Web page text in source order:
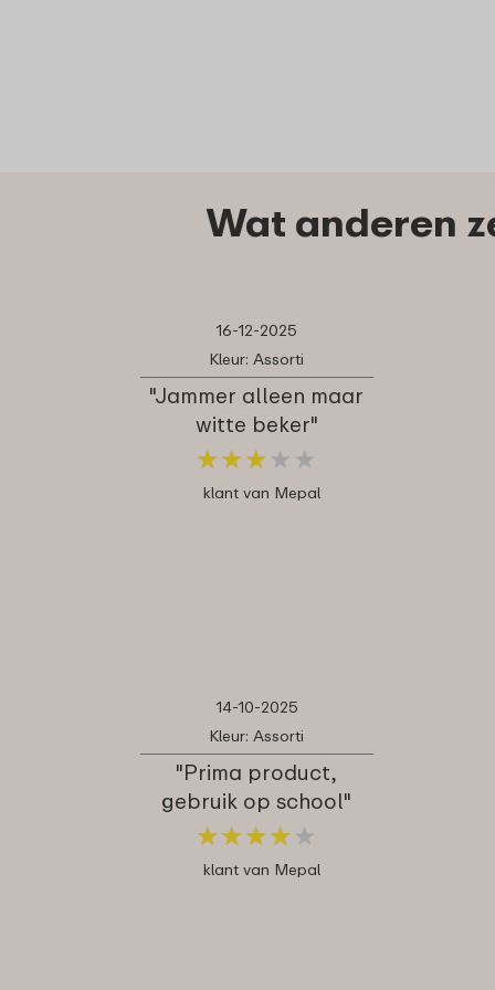
Wat anderen
16-12-2025
Kleur: Assorti
"Jammer alleen maar
witte beker"
★★★ ★ ★
★★★ ★ ★
klant van Mepal
14-10-2025
Kleur: Assorti
"Prima product,
gebruik op school"
★★★★ ★
★★★★ ★
klant van Mepal